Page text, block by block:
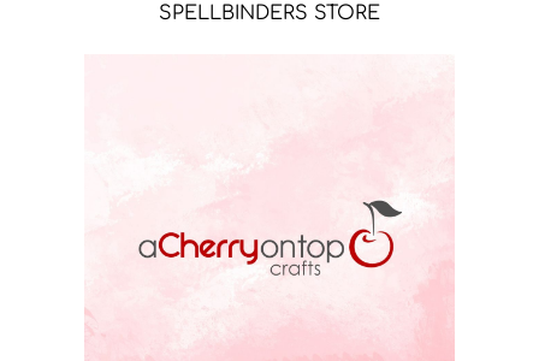
SPELLBINDERS STORE